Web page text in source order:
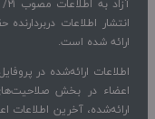
انتشار اطلاعات
ارائه شده است.
اطلاعات ارائه‌شده در
اعضاء در بخش
ارائه‌شده، آخرین